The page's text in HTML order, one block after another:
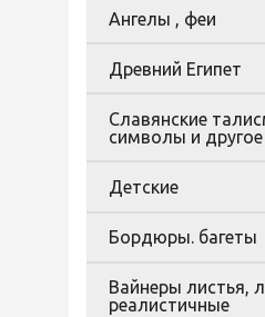
Ангелы , феи
Древний Египет
Славянские
символы и другое
Детские
Бордюры. багеты
Вайнеры листья,
реалистичные